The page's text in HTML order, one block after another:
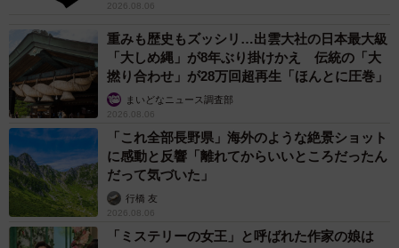
2026.08.06
重みも歴史もズッシリ…出雲大社の日本最大級
「大しめ縄」が8年ぶり掛けかえ 伝統の「大
撚り合わせ」が28万回超再生「ほんとに圧巻」
まいどなニュース調査部
2026.08.06
「これ全部長野県」海外のような絶景ショット
に感動と反響「離れてからいいところだったん
だって気づいた」
行橋 友
2026.08.06
「ミステリーの女王」と呼ばれた作家の娘は